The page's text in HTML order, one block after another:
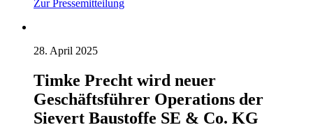
Zur Pressemitteilung
28. April 2025
Timke Precht wird neuer
Geschäftsführer Operations der
Sievert Baustoffe SE & Co. KG